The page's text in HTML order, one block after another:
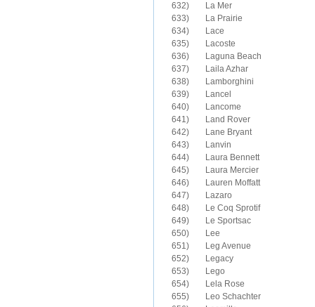
632)	La Mer
633)	La Prairie
634)	Lace
635)	Lacoste
636)	Laguna Beach
637)	Laila Azhar
638)	Lamborghini
639)	Lancel
640)	Lancome
641)	Land Rover
642)	Lane Bryant
643)	Lanvin
644)	Laura Bennett
645)	Laura Mercier
646)	Lauren Moffatt
647)	Lazaro
648)	Le Coq Sprotif
649)	Le Sportsac
650)	Lee
651)	Leg Avenue
652)	Legacy
653)	Lego
654)	Lela Rose
655)	Leo Schachter